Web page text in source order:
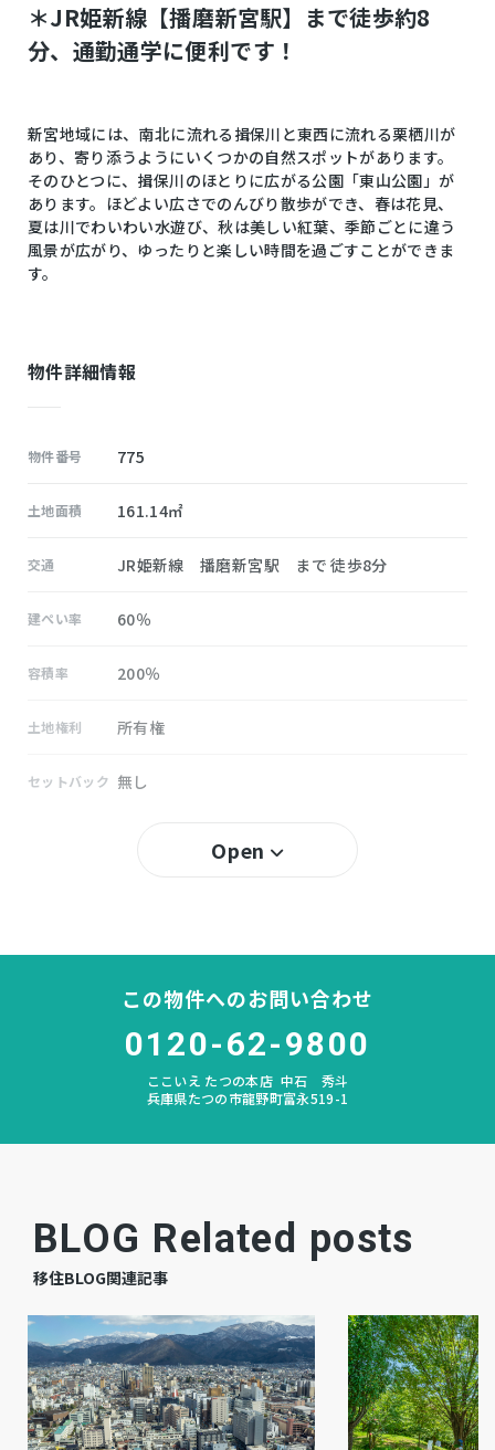
＊JR姫新線【播磨新宮駅】まで徒歩約8
分、通勤通学に便利です！
新宮地域には、南北に流れる揖保川と東西に流れる栗栖川が
あり、寄り添うようにいくつかの自然スポットがあります。
そのひとつに、揖保川のほとりに広がる公園「東山公園」が
あります。ほどよい広さでのんびり散歩ができ、春は花見、
夏は川でわいわい水遊び、秋は美しい紅葉、季節ごとに違う
風景が広がり、ゆったりと楽しい時間を過ごすことができま
す。
物件詳細情報
物件番号 775
土地面積 161.14㎡
交通 JR姫新線 播磨新宮駅 まで 徒歩8分
建ぺい率 60％
容積率 200％
土地権利 所有権
セットバック 無し
なし
宅地
更地
下水道 －
ガス －
都市計画 市街化区域
用途地域 1種住居
Open
この物件へのお問い合わせ
0120-62-9800
ここいえ たつの本店 中石 秀斗
兵庫県たつの市龍野町富永519-1
BLOG Related posts
移住BLOG関連記事